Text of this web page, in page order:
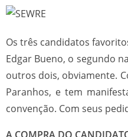
Os três
Edgar Bueno, o segundo
outros dois, obviamente.
Paranhos, e tem
convenção. Com seus